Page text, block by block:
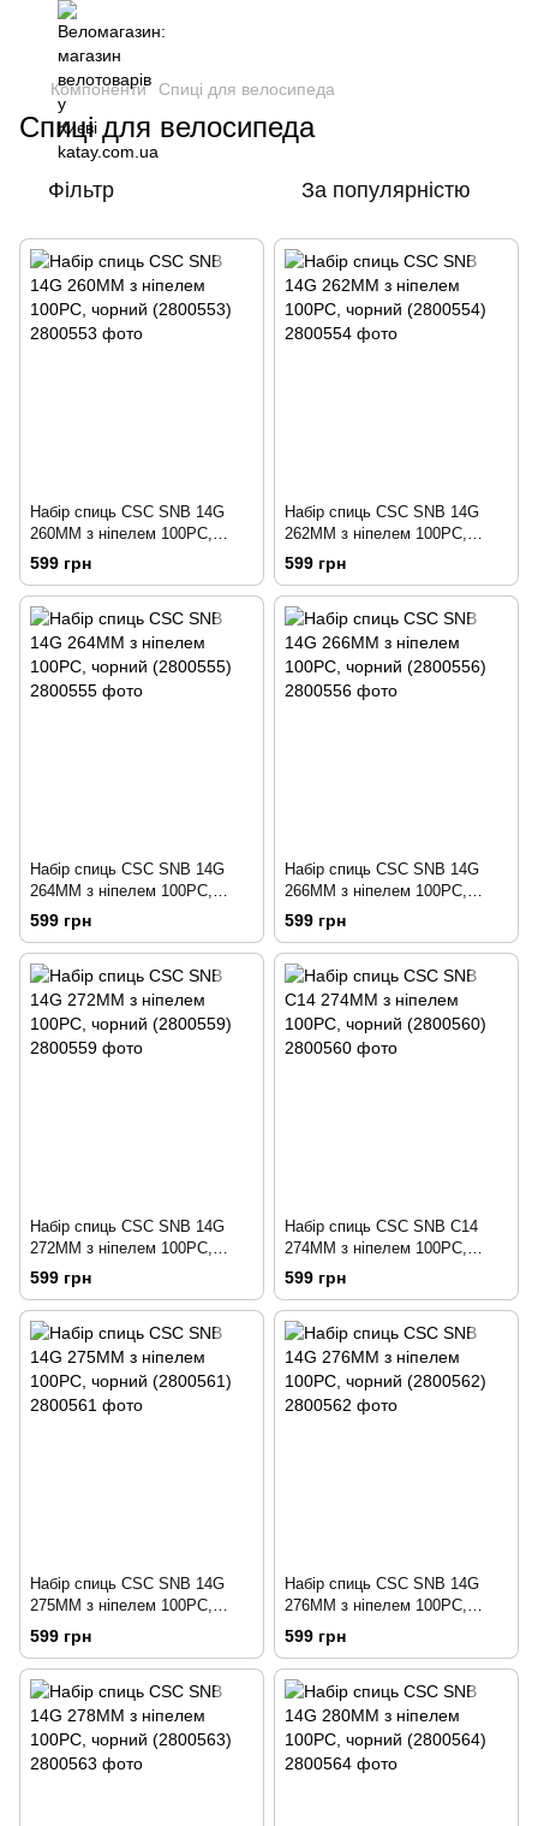
Компоненти Спиці для велосипеда
Спиці для велосипеда
Фільтр За популярністю
Набір спиць CSC SNB 14G
260MM з ніпелем 100PC,
чорний (2800553)
599 грн
Набір спиць CSC SNB 14G
262MM з ніпелем 100PC,
чорний (2800554)
599 грн
Набір спиць CSC SNB 14G
264MM з ніпелем 100PC,
чорний (2800555)
599 грн
Набір спиць CSC SNB 14G
266MM з ніпелем 100PC,
чорний (2800556)
599 грн
Набір спиць CSC SNB 14G
272MM з ніпелем 100PC,
чорний (2800559)
599 грн
Набір спиць CSC SNB C14
274MM з ніпелем 100PC,
чорний (2800560)
599 грн
Набір спиць CSC SNB 14G
275MM з ніпелем 100PC,
чорний (2800561)
599 грн
Набір спиць CSC SNB 14G
276MM з ніпелем 100PC,
чорний (2800562)
599 грн